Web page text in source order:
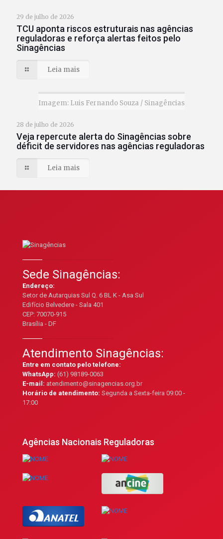
29 de julho de 2026
TCU aponta riscos estruturais nas agências
reguladoras e reforça alertas feitos pelo
Sinagências
Leia mais
Imagem: Luis Fernando Souza / Sinagências
28 de julho de 2026
Veja repercute alerta do Sinagências sobre
déficit de servidores nas agências reguladoras
Leia mais
Sede Sinagências:
Endereço:
Setor de Autarquias Sul Q. 6 BL K - Asa Sul
Edifício Belvedere - Sala 401
CEP: 70070-915
Brasília - DF
Atendimento Sinagências:
Entre em contato pelo telefone:
WhatsApp: (61) 98189-0063
E-mail: atendimento@sinagencias.org.br
Horário de atendimento: Segunda a Sexta-feira 09:00 -
17:00
Agências Nacionais Reguladoras